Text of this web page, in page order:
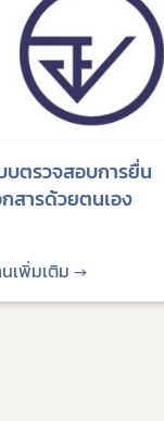
บตรวจสอบการยื่น
กสารด้วยตนเอง
เพิ่มเติม →
Subscribe